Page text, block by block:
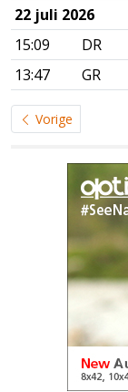
22 juli 2026
15:09
DR
13:47
GR
Vorige